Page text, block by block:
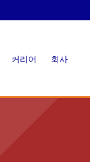
커리어 회사